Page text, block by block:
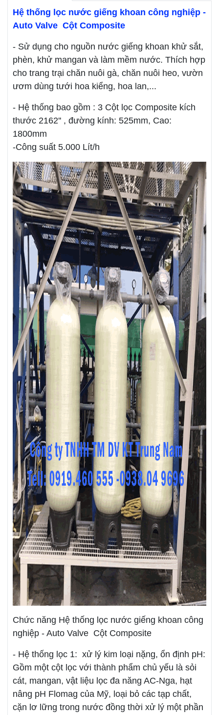
Hệ thống lọc nước giếng khoan công nghiệp -
Auto Valve Cột Composite
- Sử dụng cho nguồn nước giếng khoan khử sắt,
phèn, khử mangan và làm mềm nước. Thích hợp
cho trang trại chăn nuôi gà, chăn nuôi heo, vườn
ươm dùng tưới hoa kiểng, hoa lan,...
- Hệ thống bao gồm : 3 Cột lọc Composite kích
thước 2162'' , đường kính: 525mm, Cao:
1800mm
-Công suất 5.000 Lít/h
Chức năng Hệ thống lọc nước giếng khoan công
nghiệp - Auto Valve Cột Composite
- Hệ thống lọc 1: xử lý kim loại nặng, ổn định pH:
Gồm một cột lọc với thành phẩm chủ yếu là sỏi
cát, mangan, vật liệu lọc đa năng AC-Nga, hạt
nâng pH Flomag của Mỹ, loại bỏ các tạp chất,
cặn lơ lững trong nước đồng thời xử lý một phần